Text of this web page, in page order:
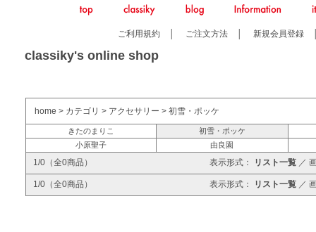
ご利用規約 ご注文方法 新規会員登録
classiky's online shop
home > カテゴリ > アクセサリー > 初雪・ポッケ
きたのまりこ
初雪・ポッケ
小原聖子
由良園
1/0（全0商品） 表示形式： リスト一覧 ／
1/0（全0商品） 表示形式： リスト一覧 ／